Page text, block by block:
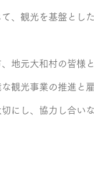
、観光を基盤とし
地元大和村の皆様
観光事業の推進と
にし、協力し合い